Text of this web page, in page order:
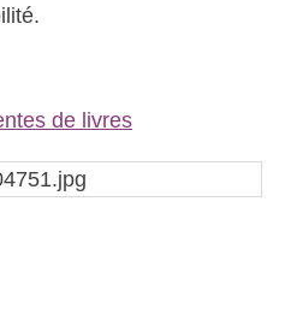
de livres